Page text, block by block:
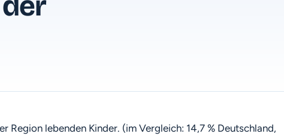
Region lebenden Kinder. (im Vergleich: 14,7 % Deutschland,